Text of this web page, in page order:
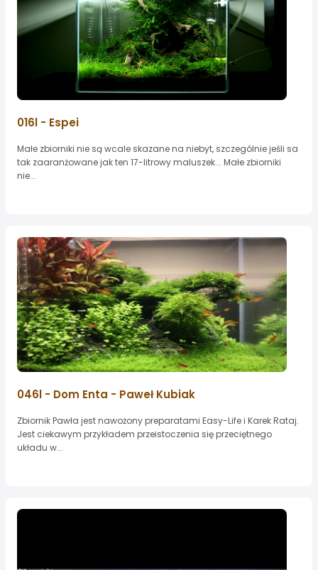
016l - Espei
Małe zbiorniki nie są wcale skazane na niebyt, szczególnie jeśli sa
tak zaaranżowane jak ten 17-litrowy maluszek... Małe zbiorniki
nie...
046l - Dom Enta - Paweł Kubiak
Zbiornik Pawła jest nawożony preparatami Easy-Life i Karek Rataj.
Jest ciekawym przykładem przeistoczenia się przeciętnego
układu w...